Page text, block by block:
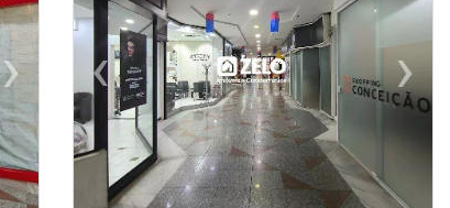
›Next ‹Previous ›Next